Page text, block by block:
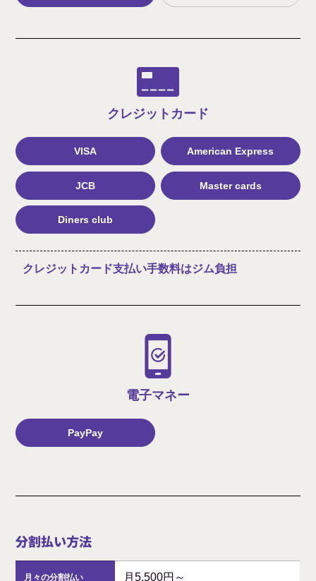
クレジット カード
VISA American Express
JCB Master cards
Diners club
クレジットカード支払い手数料はジム負担
電子マネー
PayPay
分割払い方法
月々の分割払い 月5,500円～